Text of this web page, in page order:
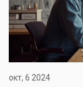
окт, 6 2024